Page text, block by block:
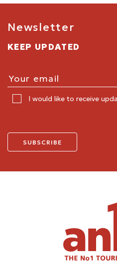
Newsletter
KEEP UPDATED
I would like to receive